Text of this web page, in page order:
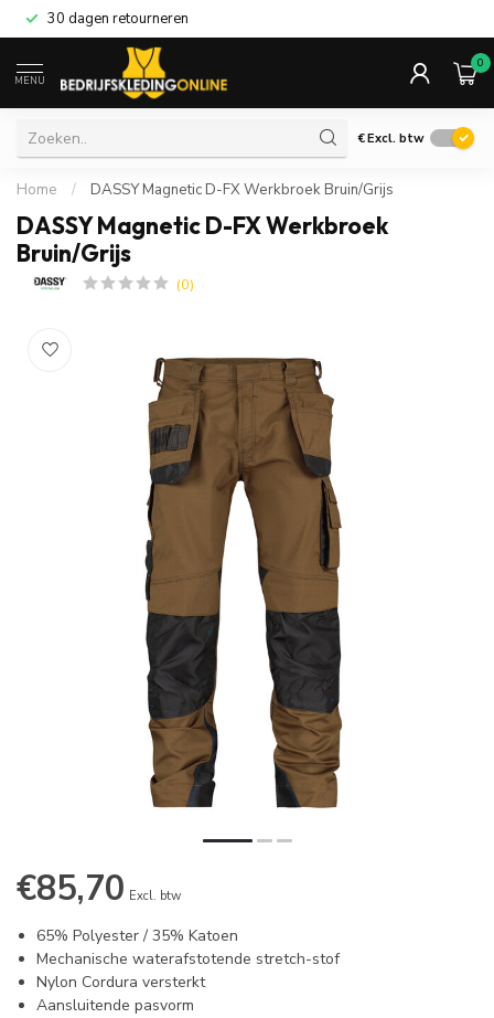
30 dagen retourneren
MENU
0
€Excl. btw
Home / DASSY Magnetic D-FX Werkbroek Bruin/Grijs
DASSY Magnetic D-FX Werkbroek
Bruin/Grijs
(0)
€85,70 Excl. btw
65% Polyester / 35% Katoen
Mechanische waterafstotende stretch-stof
Nylon Cordura versterkt
Aansluitende pasvorm